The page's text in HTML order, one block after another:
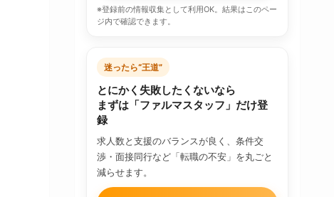
※登録前の情報収集として利用OK。結果はこのペー
ジ内で確認できます。
迷ったら“王道”
とにかく失敗したくないなら
まずは「ファルマスタッフ」だけ登
録
求人数と支援のバランスが良く、条件交
渉・面接同行など「転職の不安」を丸ごと
減らせます。